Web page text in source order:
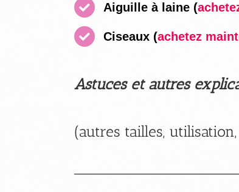
Aiguille à laine (
Ciseaux (achetez
Astuces et autres
(autres tailles, utilisation,